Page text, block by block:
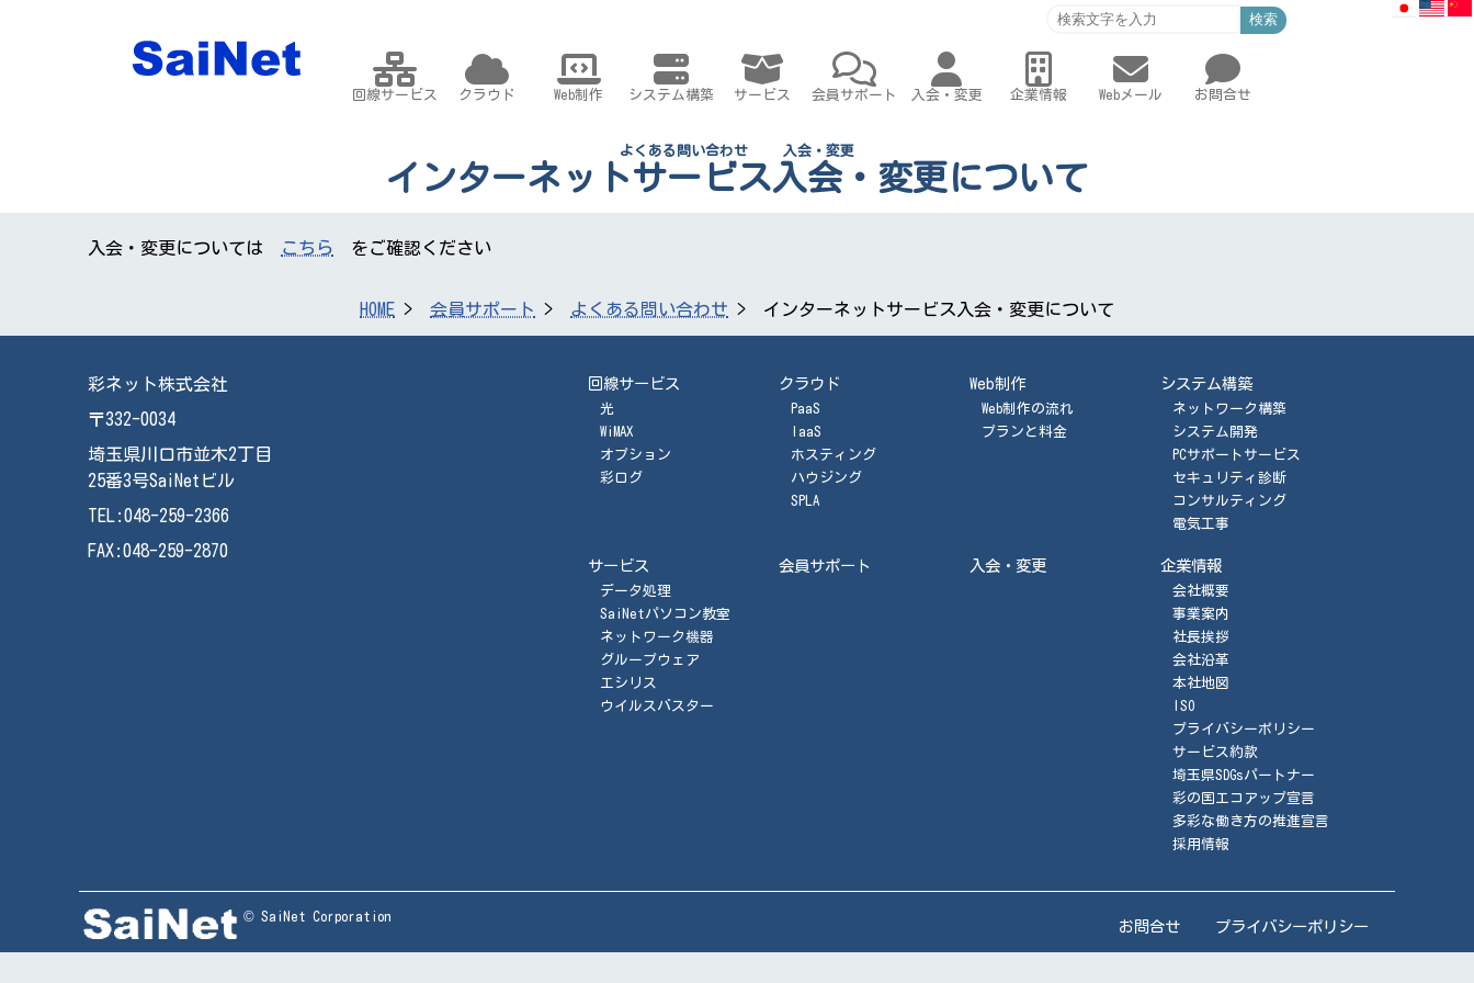
検索
回線サービス クラウド Web制作 システム構築 サービス 会員サポート 入会・変更 企業情報 Webメール お問合せ
よくある問い合わせ 入会・変更
インターネットサービス入会・変更について
入会・変更については こちら をご確認ください
HOME 会員サポート よくある問い合わせ インターネットサービス入会・変更について
彩ネット株式会社
〒332-0034
埼玉県川口市並木2丁目
25番3号SaiNetビル
TEL:048-259-2366
FAX:048-259-2870
回線サービス
光
WiMAX
オプション
彩ログ
クラウド
PaaS
IaaS
ホスティング
ハウジング
SPLA
Web制作
Web制作の流れ
プランと料金
システム構築
ネットワーク構築
システム開発
PCサポートサービス
セキュリティ診断
コンサルティング
電気工事
サービス
データ処理
SaiNetパソコン教室
ネットワーク機器
グループウェア
エシリス
ウイルスバスター
会員サポート 入会・変更 企業情報
会社概要
事業案内
社長挨拶
会社沿革
本社地図
ISO
プライバシーポリシー
サービス約款
埼玉県SDGsパートナー
彩の国エコアップ宣言
多彩な働き方の推進宣言
採用情報
© SaiNet Corporation
お問合せ プライバシーポリシー